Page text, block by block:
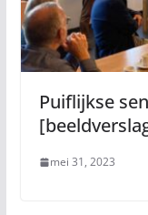
Puiflijkse
mei 31, 2023